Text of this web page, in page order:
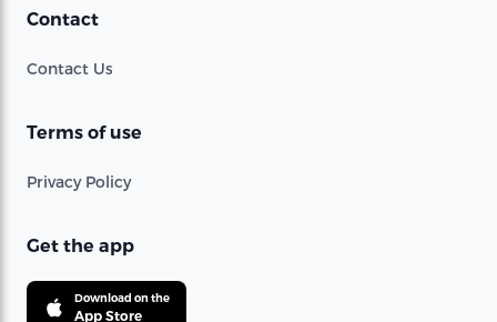
Contact
Contact Us
Terms of use
Privacy Policy
Get the app
Download on the
App Store